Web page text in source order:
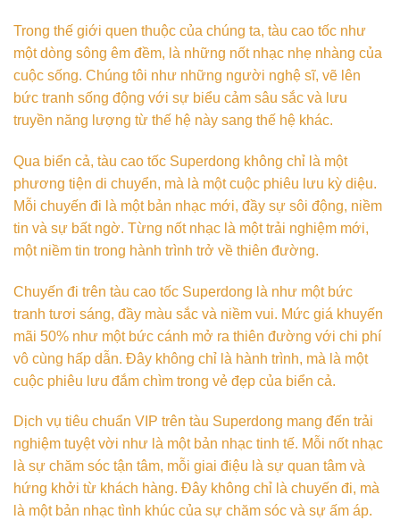
Trong thế giới quen thuộc của chúng ta, tàu cao tốc như
một dòng sông êm đềm, là những nốt nhạc nhẹ nhàng của
cuộc sống. Chúng tôi như những người nghệ sĩ, vẽ lên
bức tranh sống động với sự biểu cảm sâu sắc và lưu
truyền năng lượng từ thế hệ này sang thế hệ khác.
Qua biển cả, tàu cao tốc Superdong không chỉ là một
phương tiện di chuyển, mà là một cuộc phiêu lưu kỳ diệu.
Mỗi chuyến đi là một bản nhạc mới, đầy sự sôi động, niềm
tin và sự bất ngờ. Từng nốt nhạc là một trải nghiệm mới,
một niềm tin trong hành trình trở về thiên đường.
Chuyến đi trên tàu cao tốc Superdong là như một bức
tranh tươi sáng, đầy màu sắc và niềm vui. Mức giá khuyến
mãi 50% như một bức cánh mở ra thiên đường với chi phí
vô cùng hấp dẫn. Đây không chỉ là hành trình, mà là một
cuộc phiêu lưu đắm chìm trong vẻ đẹp của biển cả.
Dịch vụ tiêu chuẩn VIP trên tàu Superdong mang đến trải
nghiệm tuyệt vời như là một bản nhạc tinh tế. Mỗi nốt nhạc
là sự chăm sóc tận tâm, mỗi giai điệu là sự quan tâm và
hứng khởi từ khách hàng. Đây không chỉ là chuyến đi, mà
là một bản nhạc tình khúc của sự chăm sóc và sự ấm áp.